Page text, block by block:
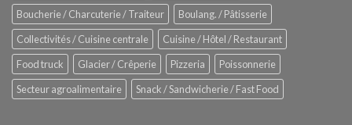
totale
automatisée
Boucherie / Charcuterie / Traiteur
Boulang. / Pâtisserie
Collectivités / Cuisine centrale
Cuisine / Hôtel / Restaurant
Food truck
Glacier / Crêperie Pizzeria
Poissonnerie
Secteur agroalimentaire
Snack / Sandwicherie / Fast Food